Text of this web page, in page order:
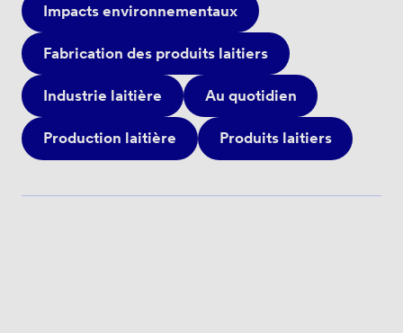
Impacts environnementaux
Fabrication des produits laitiers
Industrie laitière Au quotidien
Production laitière Produits laitiers